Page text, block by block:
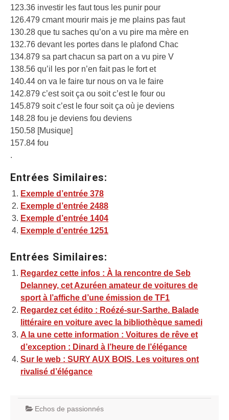
123.36 investir les faut tous les punir pour
126.479 cmant mourir mais je me plains pas faut
130.28 que tu saches qu’on a vu pire ma mère en
132.76 devant les portes dans le plafond Chac
134.879 sa part chacun sa part on a vu pire V
138.56 qu’il les por n’en fait pas le fort et
140.44 on va le faire tur nous on va le faire
142.879 c’est soit ça ou soit c’est le four ou
145.879 soit c’est le four soit ça où je deviens
148.28 fou je deviens fou deviens
150.58 [Musique]
157.84 fou
.
Entrées Similaires:
Exemple d’entrée 378
Exemple d’entrée 2488
Exemple d’entrée 1404
Exemple d’entrée 1251
Entrées Similaires:
Regardez cette infos : À la rencontre de Seb
Delanney, cet Azuréen amateur de voitures de
sport à l’affiche d’une émission de TF1
Regardez cet édito : Roézé-sur-Sarthe. Balade
littéraire en voiture avec la bibliothèque samedi
A la une cette information : Voitures de rêve et
d’exception : Dinard à l’heure de l’élégance
Sur le web : SURY AUX BOIS. Les voitures ont
rivalisé d’élégance
Echos de passionnés